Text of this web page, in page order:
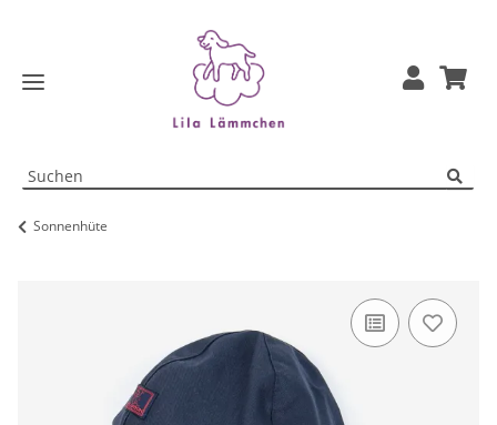
Sonnenhüte